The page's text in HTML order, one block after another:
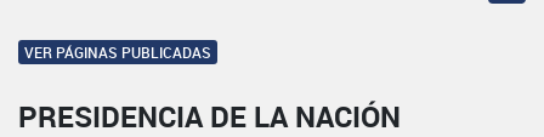
VER PÁGINAS PUBLICADAS
PRESIDENCIA DE LA NACIÓN